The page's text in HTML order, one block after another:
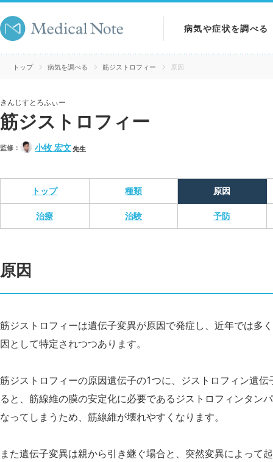
病気や症状を調べる
病気を調べる
トップ 病気を調べる 筋ジストロフィー 原因
きんじすとろふぃー
筋ジストロフィー
監修： 小牧 宏文先生
トップ 種類 原因
治療 治験 予防
原因
筋ジストロフィーは遺伝子変異が原因で発症し、近年では多
因として特定されつつあります。
筋ジストロフィーの原因遺伝子の1つに、ジストロフィン遺
ると、筋線維の膜の安定化に必要であるジストロフィンタン
なってしまうため、筋線維が壊れやすくなります。
また遺伝子変異は親から引き継ぐ場合と、突然変異によって